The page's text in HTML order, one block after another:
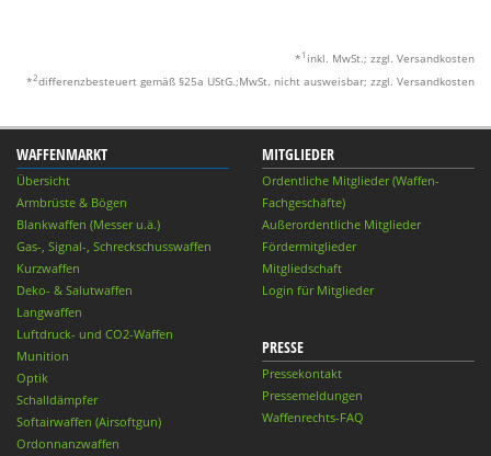
* 1 inkl. MwSt.; zzgl. Versandkosten
*2differenzbesteuert gemäß §25a UStG.;MwSt. nicht ausweisbar; zzgl. Versandkosten
WAFFENMARKT
Übersicht
Armbrüste & Bögen
Blankwaffen (Messer u.ä.)
Gas-, Signal-, Schreckschusswaffen
Kurzwaffen
Deko- & Salutwaffen
Langwaffen
Luftdruck- und CO2-Waffen
Munition
Optik
Schalldämpfer
Softairwaffen (Airsoftgun)
Ordonnanzwaffen
MITGLIEDER
Ordentliche Mitglieder (Waffen-
Fachgeschäfte)
Außerordentliche Mitglieder
Fördermitglieder
Mitgliedschaft
Login für Mitglieder
PRESSE
Pressekontakt
Pressemeldungen
Waffenrechts-FAQ